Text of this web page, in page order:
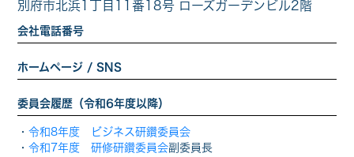
別府市北浜1丁目11番18号 ローズガーデンビル2階
会社電話番号
ホームページ / SNS
委員会履歴（令和6年度以降）
・ 令和8年度 ビジネス研鑽委員会
・ 令和7年度 研修研鑽委員会副委員長